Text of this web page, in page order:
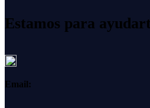
Estamos para
Email: